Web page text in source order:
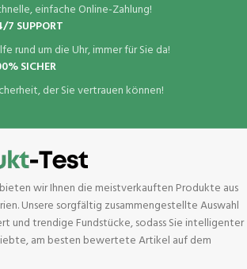
einfache Online-Zahlung!
7 SUPPORT
rund um die Uhr, immer für Sie da!
SICHER
der Sie vertrauen können!
wir Ihnen die meistverkauften Produkte aus
Unsere sorgfältig zusammengestellte Auswahl
und trendige Fundstücke, sodass Sie intelligenter
am besten bewertete Artikel auf dem